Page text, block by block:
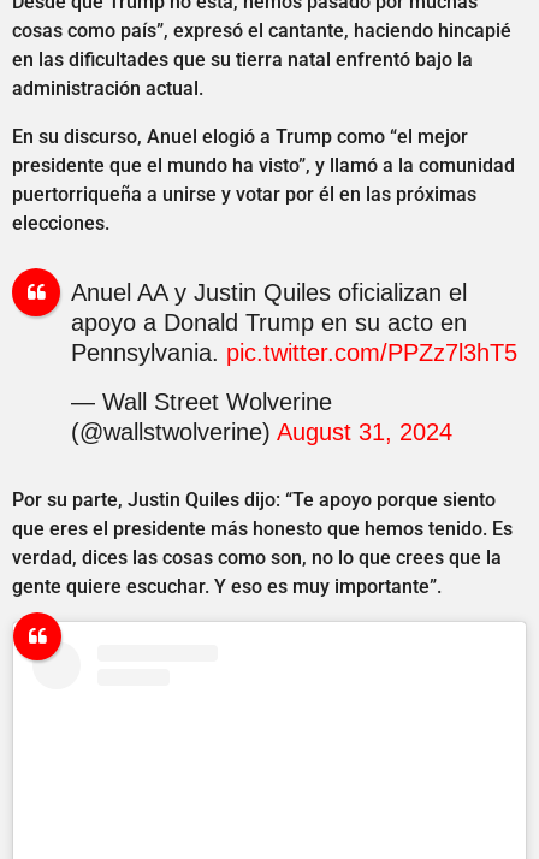
cosas como país”, expresó el cantante, haciendo hincapié
en las dificultades que su tierra natal enfrentó bajo la
administración actual.
En su discurso, Anuel elogió a Trump como “el mejor
presidente que el mundo ha visto”, y llamó a la comunidad
puertorriqueña a unirse y votar por él en las próximas
elecciones.
Anuel AA y Justin Quiles oficializan el
apoyo a Donald Trump en su acto en
Pennsylvania. pic.twitter.com/PPZz7l3hT5
— Wall Street Wolverine
(@wallstwolverine) August 31, 2024
Por su parte, Justin Quiles dijo: “Te apoyo porque siento
que eres el presidente más honesto que hemos tenido. Es
verdad, dices las cosas como son, no lo que crees que la
gente quiere escuchar. Y eso es muy importante”.